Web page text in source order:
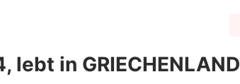
lebt in GRIECHENLAND